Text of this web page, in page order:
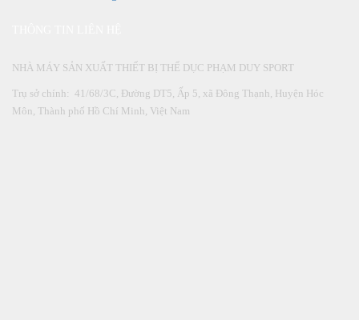
NHÀ MÁY SẢN XUẤT THIẾT BỊ THỂ DỤC PHẠM DUY SPORT
Trụ sở chính: 41/68/3C, Đường DT5, Ấp 5, xã Đông Thạnh, Huyện Hóc
Môn, Thành phố Hồ Chí Minh, Việt Nam